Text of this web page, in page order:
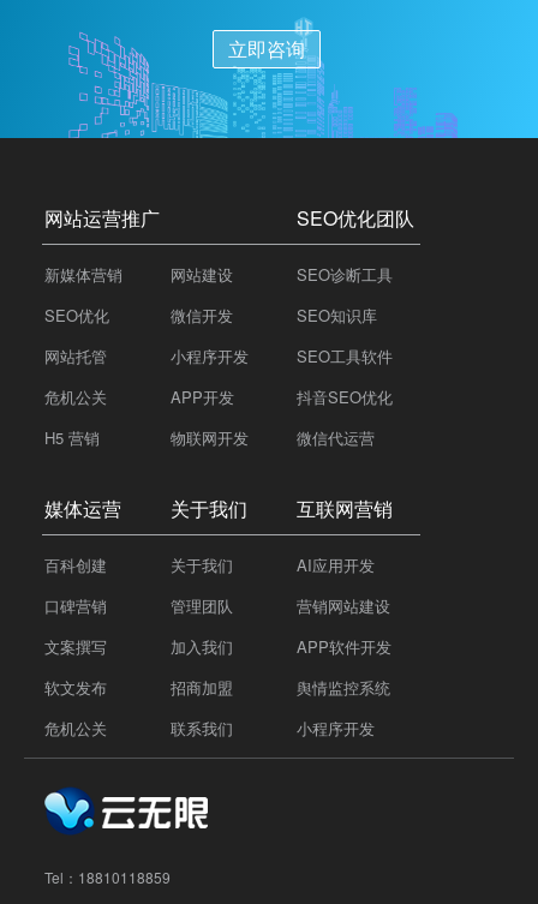
图片、压缩代码、使用CDN等方式提高网站加载速度，
减少用户等待时间。7,数据分析与调整：定期分析网站数
据，如流量、关键词排名等，根据数据反馈调整优化策
略，保持持续优化。
立即咨询
网站运营推广
新媒体营销
SEO优化
网站托管
危机公关
H5 营销
网站建设
微信开发
小程序开发
APP开发
物联网开发
SEO优化团队
SEO诊断工具
SEO知识库
SEO工具软件
抖音SEO优化
微信代运营
媒体运营
百科创建
口碑营销
文案撰写
软文发布
危机公关
关于我们
关于我们
管理团队
加入我们
招商加盟
联系我们
互联网营销
AI应用开发
营销网站建设
APP软件开发
舆情监控系统
小程序开发
Tel： 18810118859